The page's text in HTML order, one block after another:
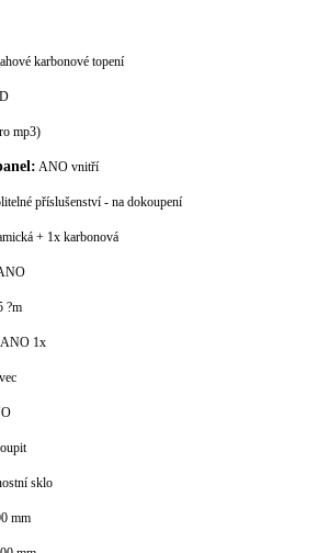
karbonové topení
mp3)
ANO vnitří
příslušenství - na dokoupení
+ 1x karbonová
?m
ANO 1x
sklo
mm